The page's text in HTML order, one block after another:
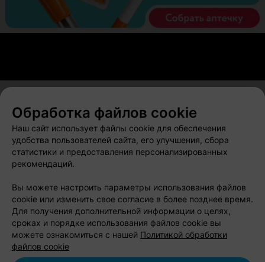
О проекте Новости проекта
Вакансии
Публичный договор
Способы оплаты
Публичный договор по использованию сервиса
Написать в поддержку
Связаться по вопросам сотрудничества
Написать руководителю relax.by
Обработка файлов cookie
Наш сайт использует файлы cookie для обеспечения
удобства пользователей сайта, его улучшения, сбора
статистики и предоставления персонализированных
рекомендаций.
Вы можете настроить параметры использования файлов
cookie или изменить свое согласие в более позднее время.
Для получения дополнительной информации о целях,
сроках и порядке использования файлов cookie вы
можете ознакомиться с нашей Политикой обработки
файлов cookie